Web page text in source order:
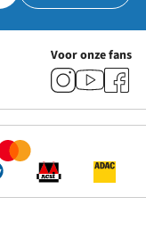
Voor onze fans